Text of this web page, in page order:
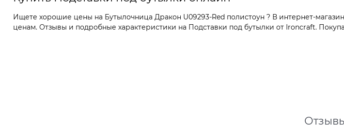
Ищете хорошие цены на Бутылочница Дракон U09293-Red полистоун ? В интернет-
ценам. Отзывы и подробные характеристики на Подставки под бутылки от Ironcraft.